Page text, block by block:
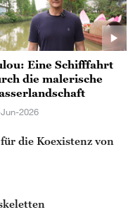
Eine Schifffahrt
die malerische
2026
die Koexistenz von